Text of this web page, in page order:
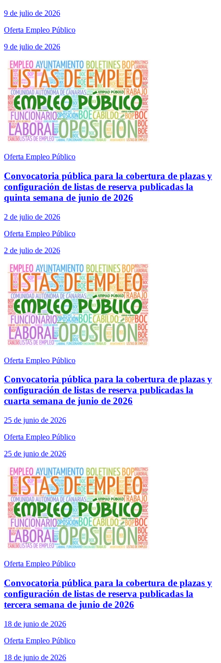
9 de julio de 2026
Oferta Empleo Público
9 de julio de 2026
Oferta Empleo Público
Convocatoria pública para la cobertura de plazas y
configuración de listas de reserva publicadas la
quinta semana de junio de 2026
2 de julio de 2026
Oferta Empleo Público
2 de julio de 2026
Oferta Empleo Público
Convocatoria pública para la cobertura de plazas y
configuración de listas de reserva publicadas la
cuarta semana de junio de 2026
25 de junio de 2026
Oferta Empleo Público
25 de junio de 2026
Oferta Empleo Público
Convocatoria pública para la cobertura de plazas y
configuración de listas de reserva publicadas la
tercera semana de junio de 2026
18 de junio de 2026
Oferta Empleo Público
18 de junio de 2026